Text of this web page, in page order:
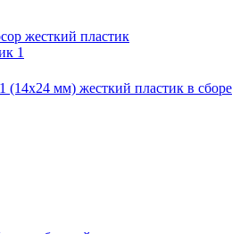
(14x24 мм) жесткий пластик в сборе